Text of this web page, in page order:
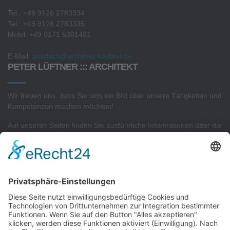
Tel.: +49 9126 2783334
Tel.: +49 9126 2783335
Mobil: +49 0171 5301461
E-Mail: postfach@architekt-lueftner.de
PETER LÜFTNER ::: ARCHITEKT
Wir freuen uns, dass Sie sich ein Bild über unsere Tätigkeiten und
Kompetenzen machen möchten!
Auf unseren Seiten finden Sie ausführliche Informationen über die
unsererSachverständigen- und Gutachtertätigkeit.
AKTUELLSTE PROJEKTE
Neubau von 2 Reihenhäusern
Neubau von 9 Reihenhäusern
Konzeptplanung eines Gewerbekomplexes